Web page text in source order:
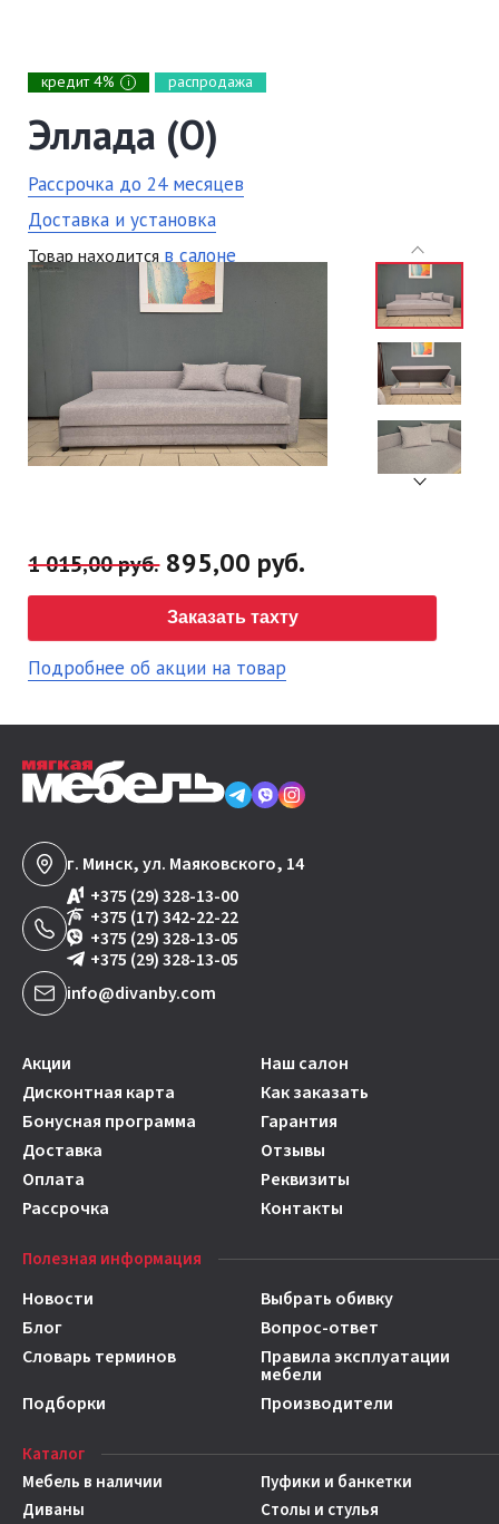
кредит 4% i распродажа
Эллада (О)
Рассрочка до 24 месяцев
Доставка и установка
Товар находится в салоне
1 015,00 руб.895,00 руб.
Заказать тахту
Подробнее об акции на товар
г. Минск, ул. Маяковского, 14
+375 (29) 328-13-00
+375 (17) 342-22-22
+375 (29) 328-13-05
+375 (29) 328-13-05
info@divanby.com
Акции
Наш салон
Дисконтная карта
Как заказать
Бонусная программа
Гарантия
Доставка
Отзывы
Оплата
Реквизиты
Рассрочка
Контакты
Полезная информация
Новости
Выбрать обивку
Блог
Вопрос-ответ
Словарь терминов
Правила эксплуатации
мебели
Подборки
Производители
Каталог
Мебель в наличии
Диваны
Пуфики и банкетки
Столы и стулья